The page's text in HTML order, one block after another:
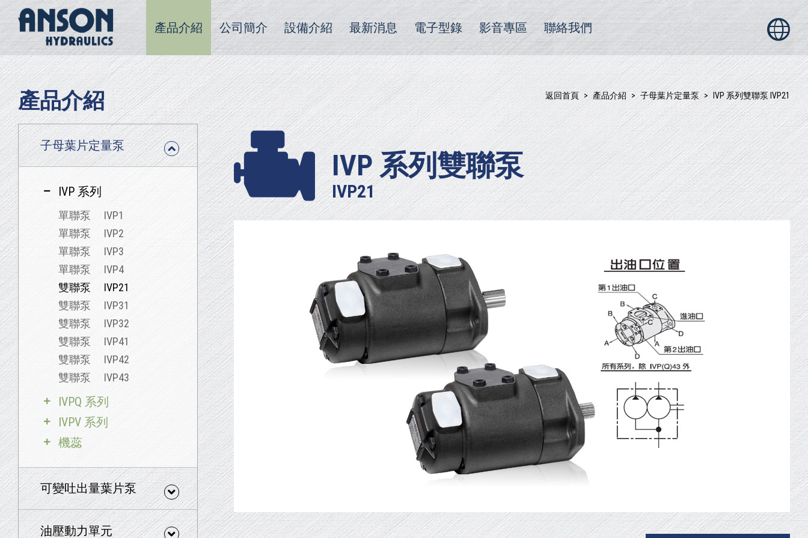
產品介紹 公司簡介 設備介紹 最新消息 電子型錄 影音專區 聯絡我們
返回首頁 產品介紹 子母葉片定量泵 IVP 系列雙聯泵 IVP21
產品介紹
子母葉片定量泵
IVP 系列
單聯泵 IVP1
單聯泵 IVP2
單聯泵 IVP3
單聯泵 IVP4
雙聯泵 IVP21
雙聯泵 IVP31
雙聯泵 IVP32
雙聯泵 IVP41
雙聯泵 IVP42
雙聯泵 IVP43
IVPQ 系列
IVPV 系列
機蕊
可變吐出量葉片泵
油壓動力單元
IVP 系列雙聯泵
IVP21